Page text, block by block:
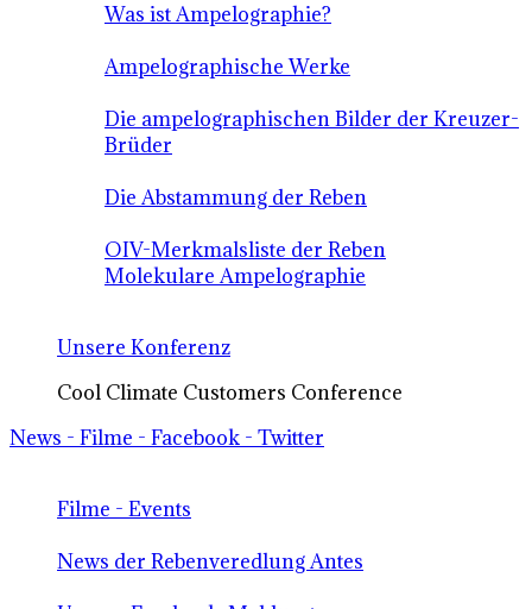
Was ist Ampelographie?
Ampelographische Werke
Die ampelographischen Bilder der Kreuzer-
Brüder
Die Abstammung der Reben
OIV-Merkmalsliste der Reben
Molekulare Ampelographie
Unsere Konferenz
Cool Climate Customers Conference
News - Filme - Facebook - Twitter
Filme - Events
News der Rebenveredlung Antes